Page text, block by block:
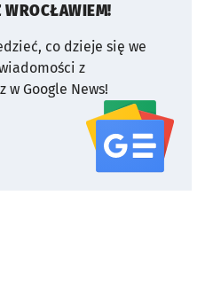
WROCŁAWIEM!
co dzieje się we
z
w Google News!
serwisu